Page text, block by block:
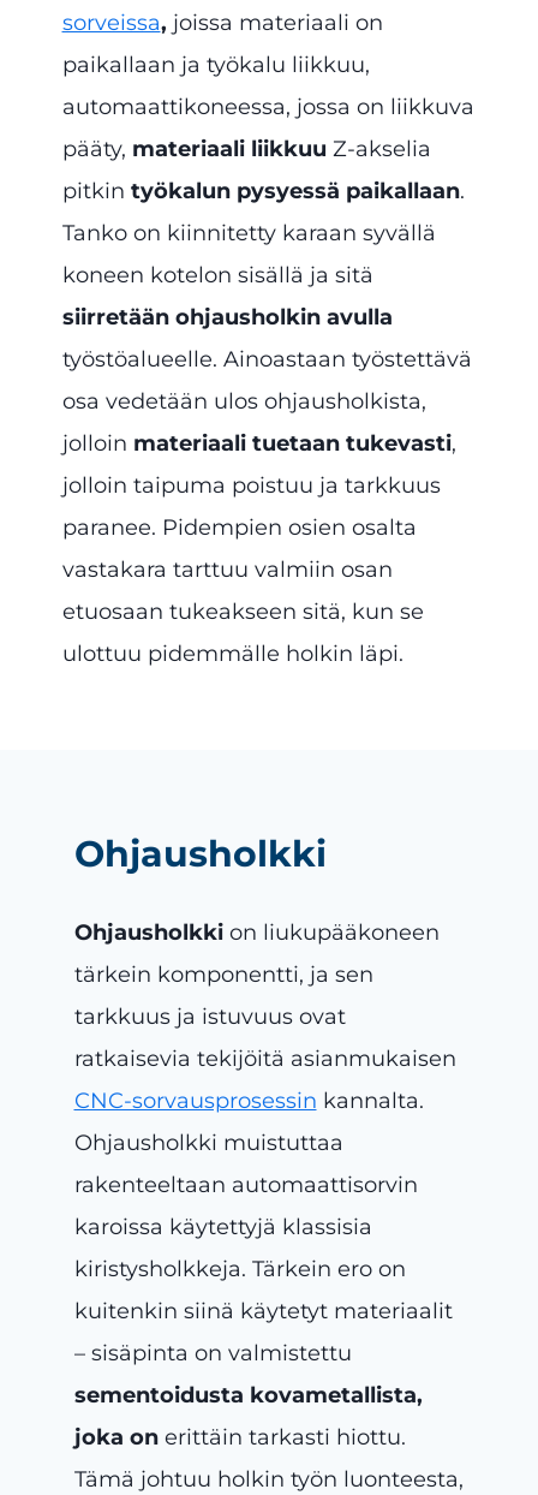
sorveissa, joissa materiaali on
paikallaan ja työkalu liikkuu,
automaattikoneessa, jossa on liikkuva
pääty, materiaali liikkuu Z-akselia
pitkin työkalun pysyessä paikallaan.
Tanko on kiinnitetty karaan syvällä
koneen kotelon sisällä ja sitä
siirretään ohjausholkin avulla
työstöalueelle. Ainoastaan työstettävä
osa vedetään ulos ohjausholkista,
jolloin materiaali tuetaan tukevasti,
jolloin taipuma poistuu ja tarkkuus
paranee. Pidempien osien osalta
vastakara tarttuu valmiin osan
etuosaan tukeakseen sitä, kun se
ulottuu pidemmälle holkin läpi.
Ohjausholkki
Ohjausholkki on liukupääkoneen
tärkein komponentti, ja sen
tarkkuus ja istuvuus ovat
ratkaisevia tekijöitä asianmukaisen
CNC-sorvausprosessin kannalta.
Ohjausholkki muistuttaa
rakenteeltaan automaattisorvin
karoissa käytettyjä klassisia
kiristysholkkeja. Tärkein ero on
kuitenkin siinä käytetyt materiaalit
– sisäpinta on valmistettu
sementoidusta kovametallista,
joka on erittäin tarkasti hiottu.
Tämä johtuu holkin työn luonteesta,